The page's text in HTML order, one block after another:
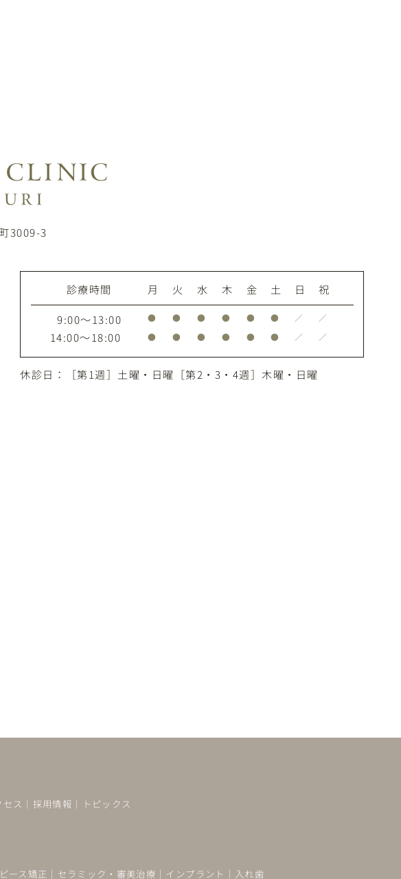
3009-3
診療時間 月 火 水 木 金 土 日
祝
9:00～13:00
● ● ● ● ● ● ／ ／
14:00～18:00 ● ● ● ● ● ● ／ ／
休診日：［第1週］土曜・日曜［第2・3・4週］木曜・日曜
ス ｜ 採用情報 ｜ トピックス
ース矯正 ｜ セラミック・審美治療 ｜ インプラント ｜ 入れ歯